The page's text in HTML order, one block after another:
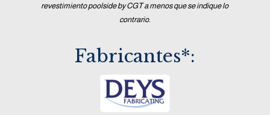
revestimiento poolside by CGT a menos que se indique lo
contrario.
Fabricantes*: